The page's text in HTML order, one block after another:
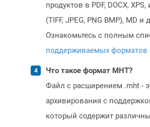
продуктов в PDF, DOCX,
(TIFF, JPEG, PNG BMP), MD и
Ознакомьтесь с полным
поддерживаемых форматов
Что такое формат MHT?
Файл с расширением .mht -
архивирования с
который содержит